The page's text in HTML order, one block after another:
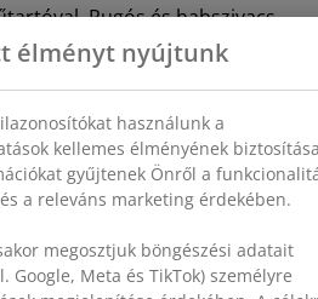
Rugós és habszivacs
90x200-as méret. Ágyrács és
x MA75 cm
Az „Összes
mindhárom célhoz
aszemélyes adatok
, valamint asüti